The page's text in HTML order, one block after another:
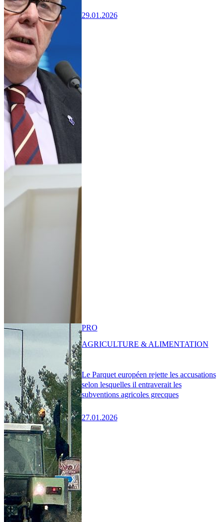
29.01.2026
Le Parquet européen rejette les accusations
selon lesquelles il entraverait les
subventions agricoles grecques
27.01.2026
PRO
AGRICULTURE & ALIMENTATION